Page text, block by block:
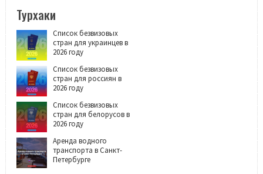
Турхаки
Список безвизовых
стран для украинцев в
2026 году
Список безвизовых
стран для россиян в
2026 году
Список безвизовых
стран для белорусов в
2026 году
Аренда водного
транспорта в Санкт-
Петербурге